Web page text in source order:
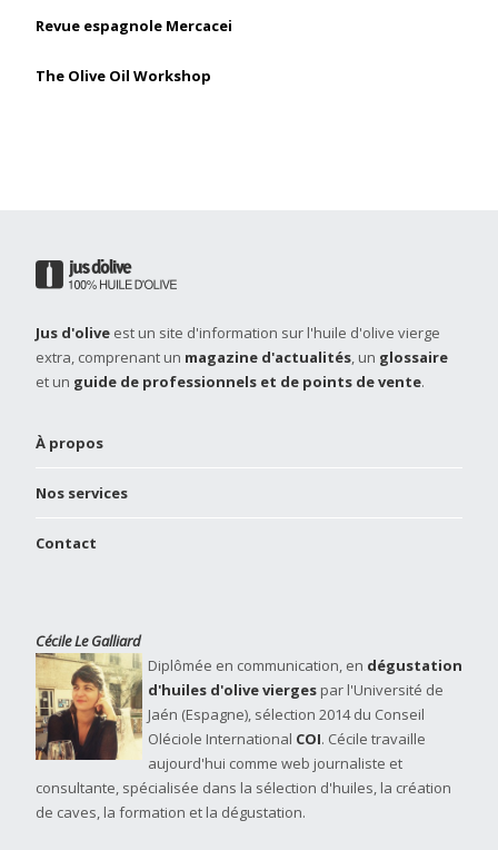
Revue espagnole Mercacei
The Olive Oil Workshop
Jus d'olive est un site d'information sur l'huile d'olive vierge
extra, comprenant un magazine d'actualités, un glossaire
et un guide de professionnels et de points de vente.
À propos
Nos services
Contact
Cécile Le Galliard
Diplômée en communication, en dégustation
d'huiles d'olive vierges par l'Université de
Jaén (Espagne), sélection 2014 du Conseil
Oléciole International COI. Cécile travaille
aujourd'hui comme web journaliste et
consultante, spécialisée dans la sélection d'huiles, la création
de caves, la formation et la dégustation.